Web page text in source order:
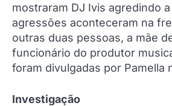
mostraram DJ Ivis agredindo
agressões aconteceram na
outras duas pessoas, a mãe
funcionário do produtor
foram divulgadas por Pamella
Investigação